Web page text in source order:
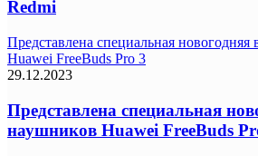
Redmi
Представлена специальная новогодняя
Huawei FreeBuds Pro 3
29.12.2023
Представлена специальная
наушников Huawei FreeBuds